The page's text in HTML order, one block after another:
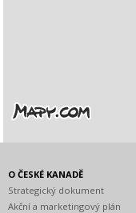
O ČESKÉ KANADĚ
Strategický dokument
Akční a marketingový plán